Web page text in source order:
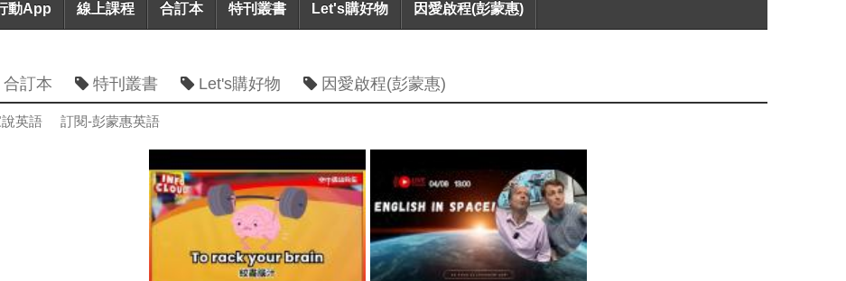
動App 線上課程 合訂本 特刊叢書 Let's購好物 因愛啟程(彭蒙惠)
合訂本 特刊叢書 Let's購好物 因愛啟程(彭蒙惠)
英語 訂閱-彭蒙惠英語